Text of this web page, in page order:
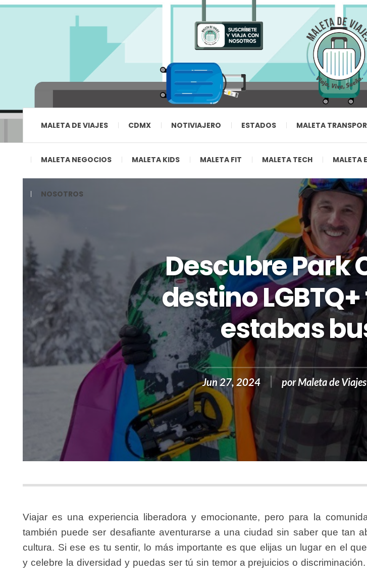
MALETA DE VIAJES CDMX NOTIVIAJERO ESTADOS MALETA
MALETA NEGOCIOS MALETA KIDS MALETA FIT MALETA TECH MALETA
NOSOTROS
Descubre Park
destino
estabas
Jun 27, 2024 porMaleta de Viajes
Viajar es una experiencia liberadora y emocionante, pero para la
también puede ser desafiante aventurarse a una ciudad sin saber que tan
cultura. Si ese es tu sentir, lo más importante es que elijas un lugar en el
y celebre la diversidad y puedas ser tú sin temor a prejuicios o discriminación.